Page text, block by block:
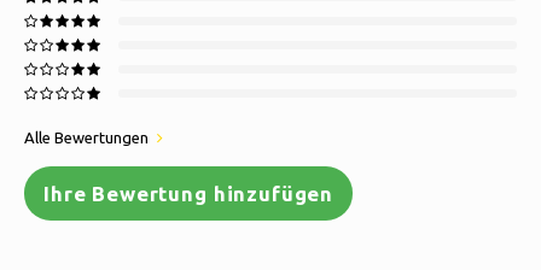
Alle Bewertungen
Ihre Bewertung hinzufügen